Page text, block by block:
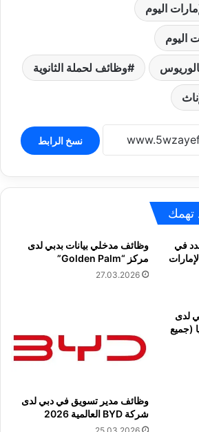
اليوم
اليوم
وظائف لحملة الثانوية
نسخ الرابط
تهمك
في
وظائف مدخلي بيانات بدبي لدى
مركز “Golden Palm”
27.03.2026
لدى
(جميع
وظائف مدير تسويق في دبي لدى
شركة BYD العالمية 2026